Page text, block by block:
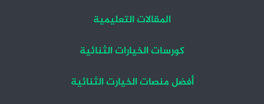
المقالات التعليمية
كورسات الخيارات الثنائية
أفضل منصات الخيارت الثنائية